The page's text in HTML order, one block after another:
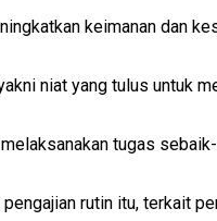
keimanan dan
niat yang tulus untuk
tugas
rutin itu, terkait